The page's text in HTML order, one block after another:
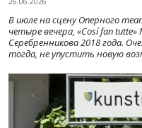
В июле на сцену Оперного
четыре вечера, «Cosí fan
Серебренникова 2018 года.
тогда, не упустить новую